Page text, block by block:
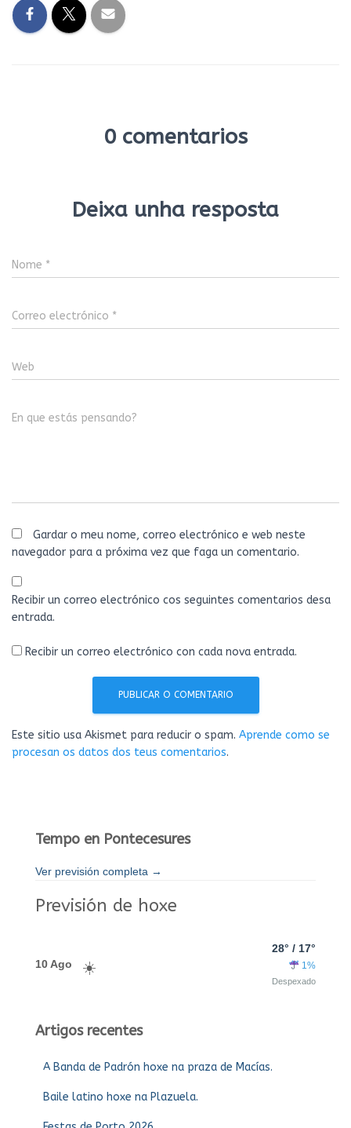
0 comentarios
Deixa unha resposta
Nome *
Correo electrónico *
Web
En que estás pensando?
Gardar o meu nome, correo electrónico e web neste
navegador para a próxima vez que faga un comentario.
Recibir un correo electrónico cos seguintes comentarios desa
entrada.
Recibir un correo electrónico con cada nova entrada.
Este sitio usa Akismet para reducir o spam. Aprende como se
procesan os datos dos teus comentarios.
Tempo en Pontecesures
Ver previsión completa →
Previsión de hoxe
10 Ago
28° / 17°
1%
Despexado
Artigos recentes
A Banda de Padrón hoxe na praza de Macías.
Baile latino hoxe na Plazuela.